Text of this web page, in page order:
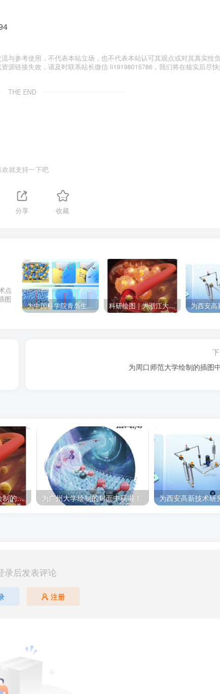
与参考使用，不代表本站立场，也不代表本站认可其观点或对其真实性负
源链接失效，请及时联系站长微信 li19198015786，我们将在核实后尽快
THE END
欢就支持一下吧
分享 收藏
点
图
为中国科学院青岛生物能源与过程研究所绘制的插图作品 科研绘图｜为浙江大学绘制的封面中稿啦！
为周口师范大学绘制的插图
科研绘图｜为浙江大学绘制的封面中稿啦！ 为广州大学绘制的封面中稿啦！
录后发表评论
注册